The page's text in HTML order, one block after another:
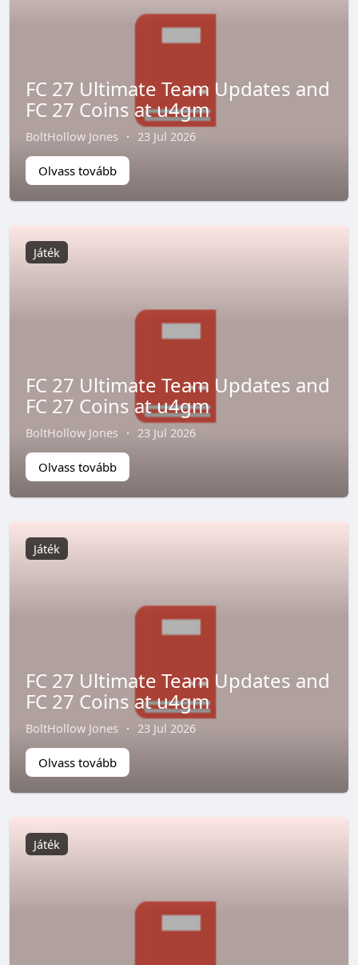
FC 27 Ultimate Team Updates and
FC 27 Coins at u4gm
BoltHollow Jones · 23 Jul 2026
Olvass tovább
Játék
FC 27 Ultimate Team Updates and
FC 27 Coins at u4gm
BoltHollow Jones · 23 Jul 2026
Olvass tovább
Játék
FC 27 Ultimate Team Updates and
FC 27 Coins at u4gm
BoltHollow Jones · 23 Jul 2026
Olvass tovább
Játék